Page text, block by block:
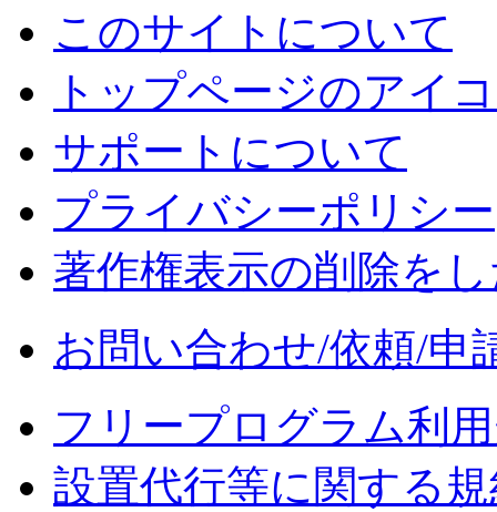
このサイトについて
トップページのアイ
サポートについて
プライバシーポリシー
著作権表示の削除を
お問い合わせ/依頼/申
フリープログラム利
設置代行等に関する